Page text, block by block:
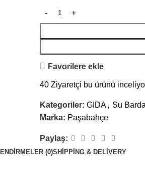
Favorilere ekle
40 Ziyaretçi bu ürünü
Kategoriler: GIDA, Su
Marka: Paşabahçe
Paylaş:
(0)SHIPPING & DELIVERY